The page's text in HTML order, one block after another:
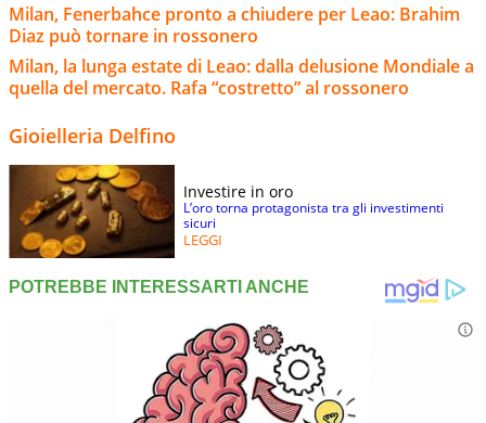
Milan, Fenerbahce pronto a chiudere per Leao: Brahim
Diaz può tornare in rossonero
Milan, la lunga estate di Leao: dalla delusione Mondiale a
quella del mercato. Rafa “costretto” al rossonero
Gioielleria Delfino
Investire in oro
L’oro torna protagonista tra gli investimenti
sicuri
LEGGI